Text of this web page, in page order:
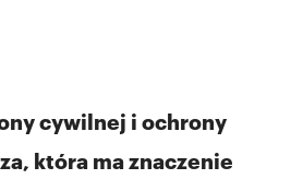
cywilnej i ochrony
która ma znaczenie